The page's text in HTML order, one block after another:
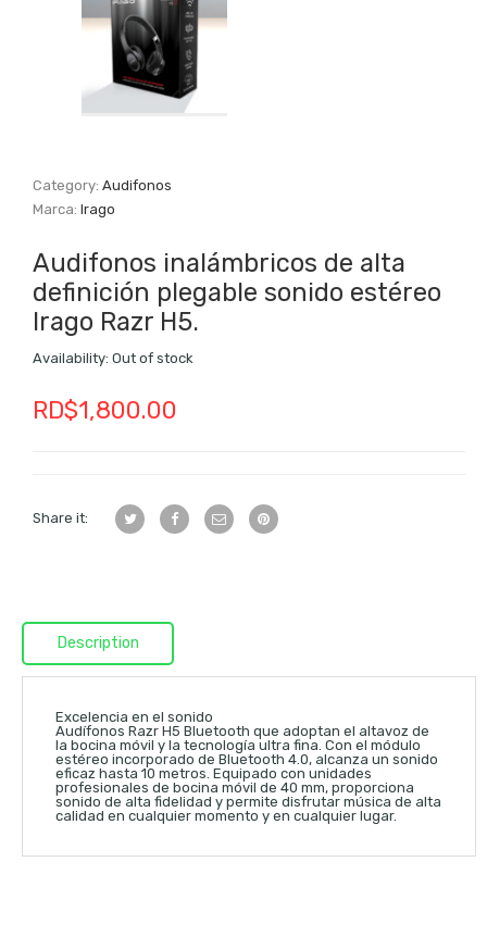
Category:Audifonos
Marca:Irago
Audifonos inalámbricos de alta
definición plegable sonido estéreo
Irago Razr H5.
Availability: Out of stock
RD$1,800.00
Share it:
Description
Excelencia en el sonido
Audífonos Razr H5 Bluetooth que adoptan el altavoz de
la bocina móvil y la tecnología ultra fina. Con el módulo
estéreo incorporado de Bluetooth 4.0, alcanza un sonido
eficaz hasta 10 metros. Equipado con unidades
profesionales de bocina móvil de 40 mm, proporciona
sonido de alta fidelidad y permite disfrutar música de alta
calidad en cualquier momento y en cualquier lugar.